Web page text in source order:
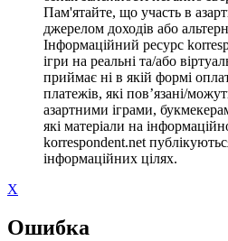
Пам'ятайте, що участь в
джерелом доходів або
Інформаційний ресурс
ігри на реальні та/або
приймає ні в якій формі
платежів, які пов’язані/
азартними іграми,
які матеріали на
korrespondent.net
інформаційних цілях.
X
Ошибка